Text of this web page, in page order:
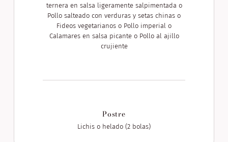
ternera en salsa ligeramente salpimentada o
Pollo salteado con verduras y setas chinas o
Fideos vegetarianos o Pollo imperial o
Calamares en salsa picante o Pollo al ajillo
crujiente
Postre
Lichis o helado (2 bolas)